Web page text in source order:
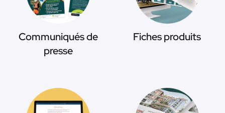
Communiqués de
presse
Fiches produits